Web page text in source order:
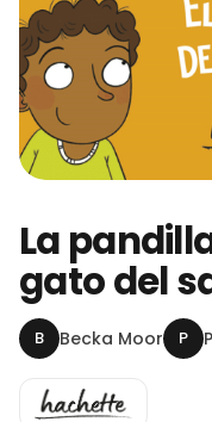
La
gato del
B Becka Moor P